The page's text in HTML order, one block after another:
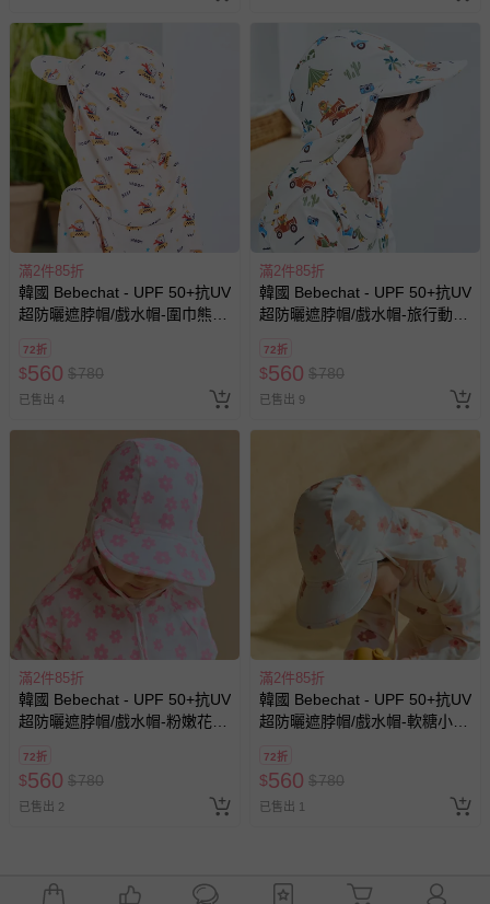
滿2件85折
韓國 Bebechat - UPF 50+抗UV
超防曬遮脖帽/戲水帽-圍巾熊開
72折
$560 $780
已售出 4
滿2件85折
韓國 Bebechat - UPF 50+抗UV
超防曬遮脖帽/戲水帽-旅行動
72折
$560 $780
已售出 9
滿2件85折
韓國 Bebechat - UPF 50+抗UV
超防曬遮脖帽/戲水帽-粉嫩花
72折
$560 $780
已售出 2
滿2件85折
韓國 Bebechat - UPF 50+抗UV
超防曬遮脖帽/戲水帽-軟糖小
72折
$560 $780
已售出 1